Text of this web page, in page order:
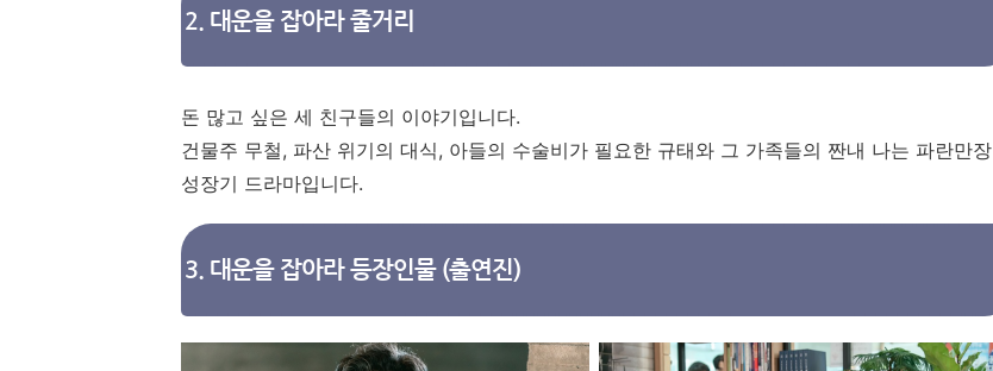
2. 대운을 잡아라 줄거리
돈 많고 싶은 세 친구들의 이야기입니다.
건물주 무철, 파산 위기의 대식, 아들의 수술비가 필요한 규태와 그 가족들의 짠내 나는 파란만장
성장기 드라마입니다.
3. 대운을 잡아라 등장인물 (출연진)